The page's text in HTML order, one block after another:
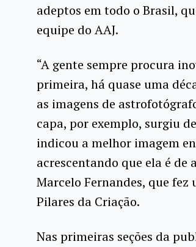
adeptos em todo o Brasil,
equipe do AAJ.
“A gente sempre procura
primeira, há quase uma
as imagens de
capa, por exemplo, surgiu
indicou a melhor imagem
acrescentando que ela é
Marcelo Fernandes, que
Pilares da Criação.
Nas primeiras seções da